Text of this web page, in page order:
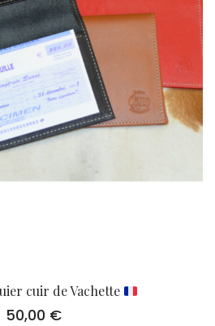
cuir de Vachette
50,00 €